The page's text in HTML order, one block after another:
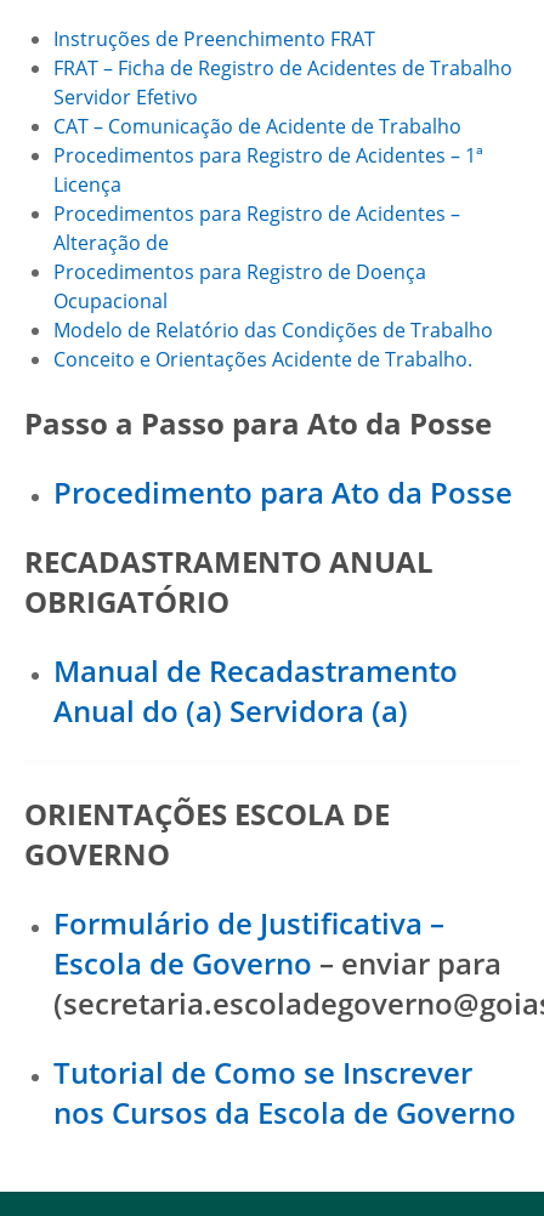
Instruções de Preenchimento FRAT
FRAT – Ficha de Registro de Acidentes de Trabalho
Servidor Efetivo
CAT – Comunicação de Acidente de Trabalho
Procedimentos para Registro de Acidentes – 1ª
Licença
Procedimentos para Registro de Acidentes –
Alteração de
Procedimentos para Registro de Doença
Ocupacional
Modelo de Relatório das Condições de Trabalho
Conceito e Orientações Acidente de Trabalho.
Passo a Passo para Ato da Posse
Procedimento para Ato da Posse
RECADASTRAMENTO ANUAL
OBRIGATÓRIO
Manual de Recadastramento
Anual do (a) Servidora (a)
ORIENTAÇÕES ESCOLA DE
GOVERNO
Formulário de Justificativa –
Escola de Governo – enviar para
Tutorial de Como se Inscrever
nos Cursos da Escola de Governo